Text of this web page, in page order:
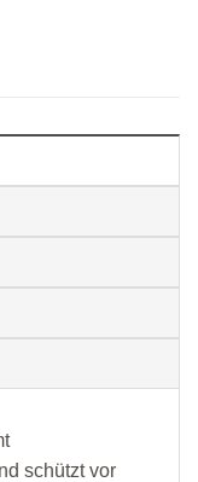
schützt vor